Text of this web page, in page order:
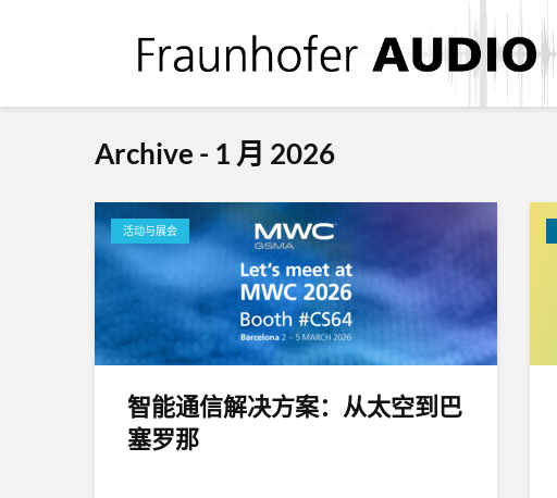
Archive - 1 月 2026
活动与展会
智能通信解决方案：从太空到巴
塞罗那